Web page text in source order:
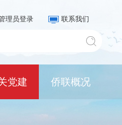
理员登录 联系我们
党建 侨联概况